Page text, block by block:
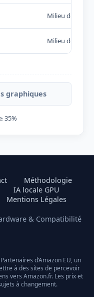
Milieu de
Milieu de
graphiques
≥ 35%
Méthodologie
IA locale GPU
Mentions Légales
& Compatibilité
d’Amazon EU, un
à des sites de percevoir
vers Amazon.fr. Les prix et
à changement.